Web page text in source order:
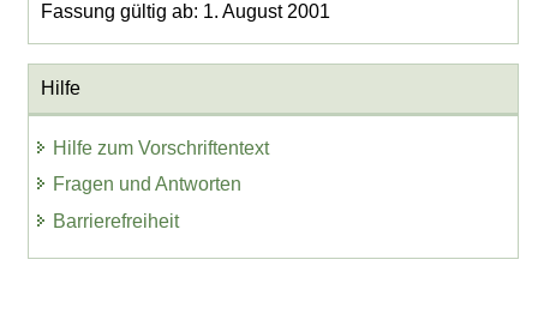
Fassung gültig ab: 1. August 2001
Hilfe
Hilfe zum Vorschriftentext
Fragen und Antworten
Barrierefreiheit